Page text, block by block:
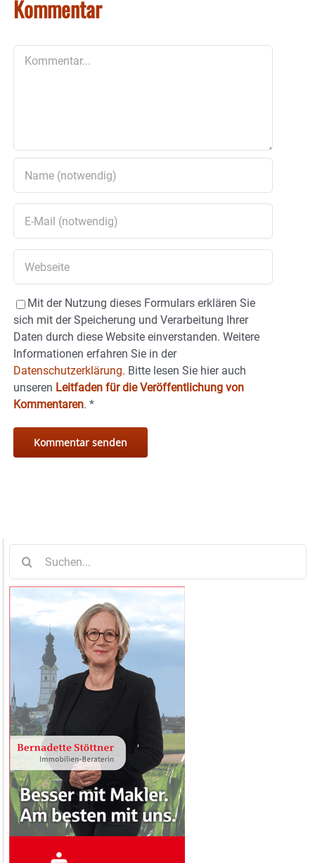
Kommentar
Mit der Nutzung dieses Formulars erklären Sie
sich mit der Speicherung und Verarbeitung Ihrer
Daten durch diese Website einverstanden. Weitere
Informationen erfahren Sie in der
Datenschutzerklärung. Bitte lesen Sie hier auch
unseren Leitfaden für die Veröffentlichung von
Kommentaren. *
nach: